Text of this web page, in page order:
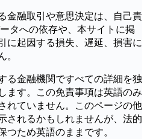
金融取引や意思決定は、自己責
タへの依存や、本サイトに掲
に起因する損失、遅延、損害に
る金融機関ですべての詳細を独
ます。この免責事項は英語のみ
れていません。このページの他
されるかもしれませんが、法的
ため英語のままです。